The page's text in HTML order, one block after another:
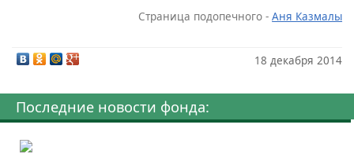
Страница подопечного -Аня Казмалы
18 декабря 2014
Последние новости фонда: